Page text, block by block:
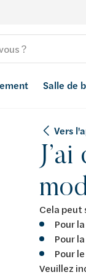
Salle de
Vers
Cela peut
Pour la
Pour la
Pour le
Veuillez